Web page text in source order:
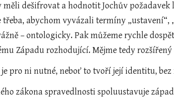
měli dešifrovat a hodnotit Jochův
abychom vyvázali termíny
– ontologicky. Pak můžeme rychle
Západu rozhodující. Mějme tedy rozšířený
pro ni nutné, neboť to tvoří její identitu,
zákona spravedlnosti spoluustavuje